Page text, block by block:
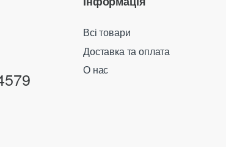
Всі товари
Доставка та оплата
О нас